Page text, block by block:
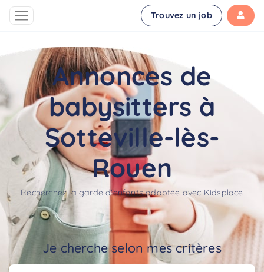
Trouvez un job
Annonces de
babysitters à
Sotteville-lès-
Rouen
Recherchez la garde d'enfants adaptée avec Kidsplace
Je cherche selon mes critères